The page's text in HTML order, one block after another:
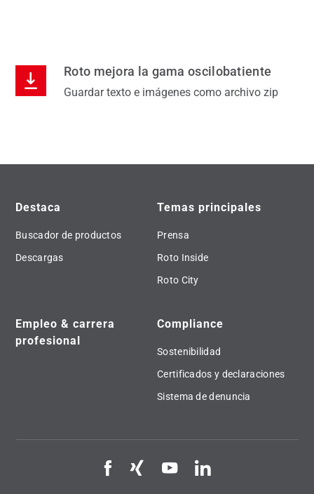
Roto mejora la gama oscilobatiente
Guardar texto e imágenes como archivo zip
Destaca
Buscador de productos
Descargas
Temas principales
Prensa
Roto Inside
Roto City
Empleo & carrera
profesional
Compliance
Sostenibilidad
Certificados y declaraciones
Sistema de denuncia